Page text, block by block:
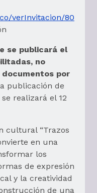
verInvitacion/80
se publicará el
no
por
publicación de
realizará el 12
cultural “Trazos
en una
los
de expresión
y la creatividad
de una